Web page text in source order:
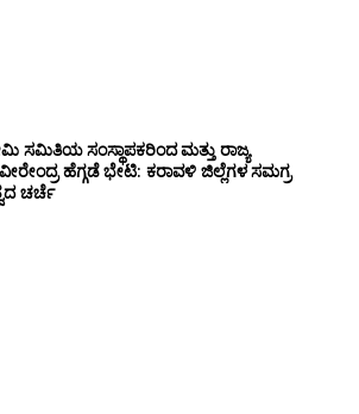
ಸಮಿತಿಯ ಸಂಸ್ಥಾಪಕರಿಂದ ಮತ್ತು ರಾಜ್ಯ
ಹೆಗ್ಗಡೆ ಭೇಟಿ: ಕರಾವಳಿ ಜಿಲ್ಲೆಗಳ ಸಮಗ್ರ
ಚರ್ಚೆ